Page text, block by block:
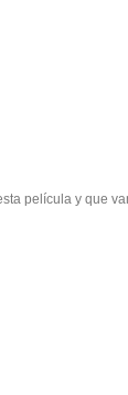
película y que